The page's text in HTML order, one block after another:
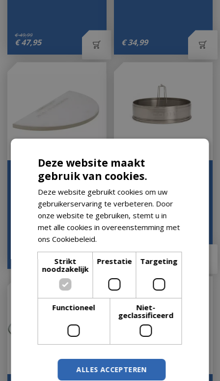
€ 49,99
€ 47,95 € 34,99
Half Moon Deflector
Plates - Classic Joe ®
(set =2 half moo…
90
Op voorraad
Dekselverhoger met
standaard
€ 16
Op voorraad
Deze website maakt
gebruik van cookies.
Deze website gebruikt cookies om uw
gebruikerservaring te verbeteren. Door
onze website te gebruiken, stemt u in
met alle cookies in overeenstemming met
ons Cookiebeleid.
Strikt
noodzakelijk
Prestatie Targeting
Functioneel
Niet-
geclassificeerd
ALLES ACCEPTEREN